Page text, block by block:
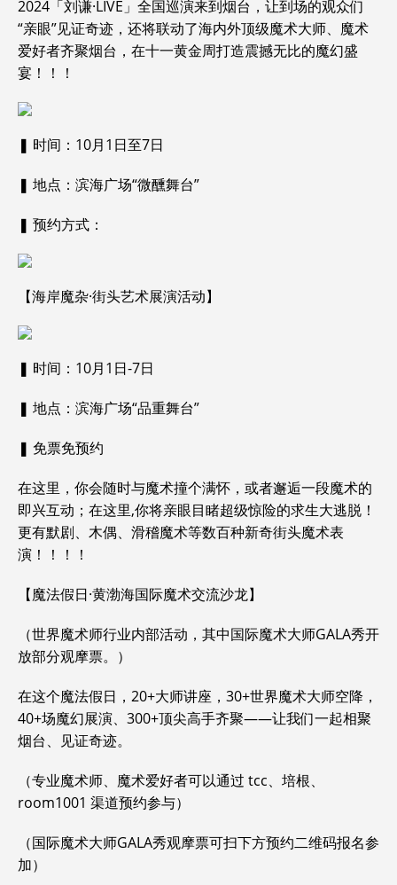
2024「刘谦·LIVE」全国巡演来到烟台，让到场的观众们
“亲眼”见证奇迹，还将联动了海内外顶级魔术大师、魔术
爱好者齐聚烟台，在十一黄金周打造震撼无比的魔幻盛
宴！！！
❚ 时间：10月1日至7日
❚ 地点：滨海广场“微醺舞台”
❚ 预约方式：
【海岸魔杂·街头艺术展演活动】
❚ 时间：10月1日-7日
❚ 地点：滨海广场“品重舞台”
❚ 免票免预约
在这里，你会随时与魔术撞个满怀，或者邂逅一段魔术的
即兴互动；在这里,你将亲眼目睹超级惊险的求生大逃脱！
更有默剧、木偶、滑稽魔术等数百种新奇街头魔术表
演！！！！
【魔法假日·黄渤海国际魔术交流沙龙】
（世界魔术师行业内部活动，其中国际魔术大师GALA秀开
放部分观摩票。）
在这个魔法假日，20+大师讲座，30+世界魔术大师空降，
40+场魔幻展演、300+顶尖高手齐聚——让我们一起相聚
烟台、见证奇迹。
（专业魔术师、魔术爱好者可以通过 tcc、培根、
room1001 渠道预约参与）
（国际魔术大师GALA秀观摩票可扫下方预约二维码报名参
加）